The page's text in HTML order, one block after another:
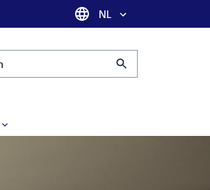
Taal selectie
NL